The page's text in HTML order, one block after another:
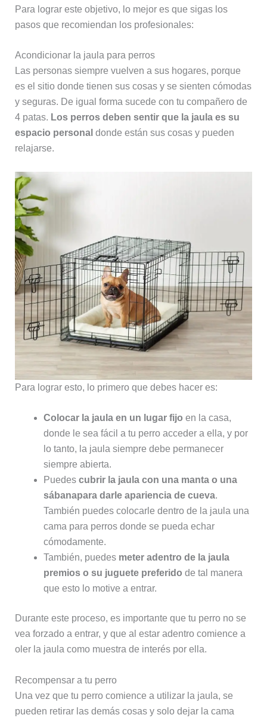
Para lograr este objetivo, lo mejor es que sigas los
pasos que recomiendan los profesionales:
Acondicionar la jaula para perros
Las personas siempre vuelven a sus hogares, porque
es el sitio donde tienen sus cosas y se sienten cómodas
y seguras. De igual forma sucede con tu compañero de
4 patas. Los perros deben sentir que la jaula es su
espacio personal donde están sus cosas y pueden
relajarse.
Para lograr esto, lo primero que debes hacer es:
Colocar la jaula en un lugar fijo en la casa,
donde le sea fácil a tu perro acceder a ella, y por
lo tanto, la jaula siempre debe permanecer
siempre abierta.
Puedes cubrir la jaula con una manta o una
sábanapara darle apariencia de cueva.
También puedes colocarle dentro de la jaula una
cama para perros donde se pueda echar
cómodamente.
También, puedes meter adentro de la jaula
premios o su juguete preferido de tal manera
que esto lo motive a entrar.
Durante este proceso, es importante que tu perro no se
vea forzado a entrar, y que al estar adentro comience a
oler la jaula como muestra de interés por ella.
Recompensar a tu perro
Una vez que tu perro comience a utilizar la jaula, se
pueden retirar las demás cosas y solo dejar la cama